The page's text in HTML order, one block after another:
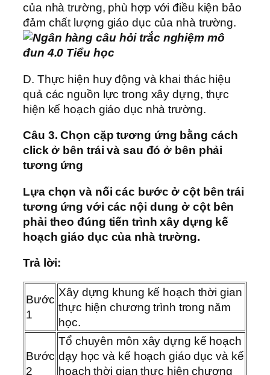
của nhà trường, phù hợp với điều kiện bảo
đảm chất lượng giáo dục của nhà trường.
D. Thực hiện huy động và khai thác hiệu
quả các nguồn lực trong xây dựng, thực
hiện kế hoạch giáo dục nhà trường.
Câu 3. Chọn cặp tương ứng bằng cách
click ở bên trái và sau đó ở bên phải
tương ứng
Lựa chọn và nối các bước ở cột bên trái
tương ứng với các nội dung ở cột bên
phải theo đúng tiến trình xây dựng kế
hoạch giáo dục của nhà trường.
Trả lời:
Bước
1
Xây dựng khung kế hoạch thời gian
thực hiện chương trình trong năm
học.
Bước
2
Tổ chuyên môn xây dựng kế hoạch
dạy học và kế hoạch giáo dục và kế
hoạch thời gian thực hiện chương